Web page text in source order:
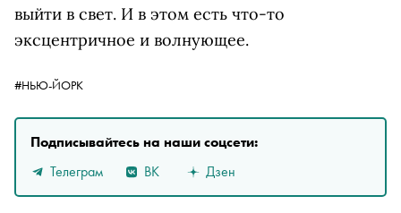
выйти в свет. И в этом есть что-то
эксцентричное и волнующее.
#НЬЮ-ЙОРК
Подписывайтесь на наши соцсети:
Телеграм
ВК Дзен